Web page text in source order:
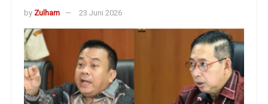
by Zulham 23 Juni 2026